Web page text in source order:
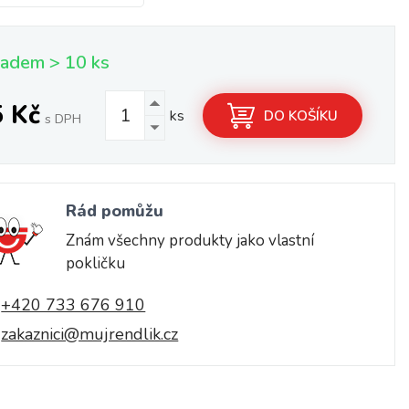
> 10 ks
Kč s DPH ks DO KOŠÍKU
Rád pomůžu
Znám všechny produkty jako vlastní
pokličku
+420 733 676 910
zakaznici@mujrendlik.cz